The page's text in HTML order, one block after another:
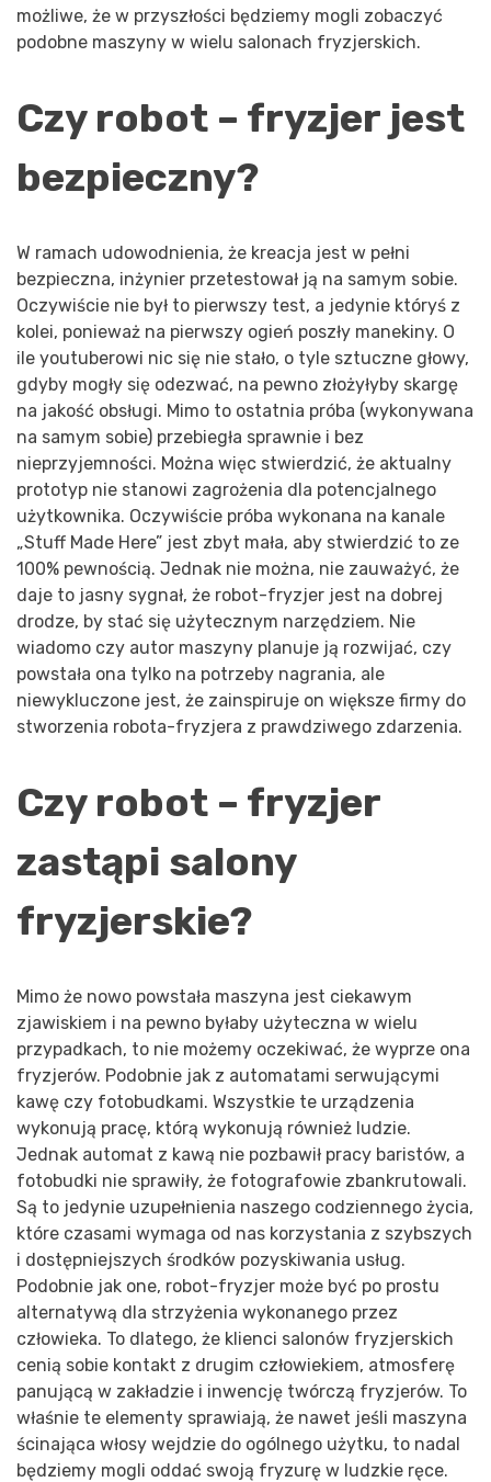
możliwe, że w przyszłości będziemy mogli zobaczyć
podobne maszyny w wielu salonach fryzjerskich.
Czy robot – fryzjer jest
bezpieczny?
W ramach udowodnienia, że kreacja jest w pełni
bezpieczna, inżynier przetestował ją na samym sobie.
Oczywiście nie był to pierwszy test, a jedynie któryś z
kolei, ponieważ na pierwszy ogień poszły manekiny. O
ile youtuberowi nic się nie stało, o tyle sztuczne głowy,
gdyby mogły się odezwać, na pewno złożyłyby skargę
na jakość obsługi. Mimo to ostatnia próba (wykonywana
na samym sobie) przebiegła sprawnie i bez
nieprzyjemności. Można więc stwierdzić, że aktualny
prototyp nie stanowi zagrożenia dla potencjalnego
użytkownika. Oczywiście próba wykonana na kanale
„Stuff Made Here” jest zbyt mała, aby stwierdzić to ze
100% pewnością. Jednak nie można, nie zauważyć, że
daje to jasny sygnał, że robot-fryzjer jest na dobrej
drodze, by stać się użytecznym narzędziem. Nie
wiadomo czy autor maszyny planuje ją rozwijać, czy
powstała ona tylko na potrzeby nagrania, ale
niewykluczone jest, że zainspiruje on większe firmy do
stworzenia robota-fryzjera z prawdziwego zdarzenia.
Czy robot – fryzjer
zastąpi salony
fryzjerskie?
Mimo że nowo powstała maszyna jest ciekawym
zjawiskiem i na pewno byłaby użyteczna w wielu
przypadkach, to nie możemy oczekiwać, że wyprze ona
fryzjerów. Podobnie jak z automatami serwującymi
kawę czy fotobudkami. Wszystkie te urządzenia
wykonują pracę, którą wykonują również ludzie.
Jednak automat z kawą nie pozbawił pracy baristów, a
fotobudki nie sprawiły, że fotografowie zbankrutowali.
Są to jedynie uzupełnienia naszego codziennego życia,
które czasami wymaga od nas korzystania z szybszych
i dostępniejszych środków pozyskiwania usług.
Podobnie jak one, robot-fryzjer może być po prostu
alternatywą dla strzyżenia wykonanego przez
człowieka. To dlatego, że klienci salonów fryzjerskich
cenią sobie kontakt z drugim człowiekiem, atmosferę
panującą w zakładzie i inwencję twórczą fryzjerów. To
właśnie te elementy sprawiają, że nawet jeśli maszyna
ścinająca włosy wejdzie do ogólnego użytku, to nadal
będziemy mogli oddać swoją fryzurę w ludzkie ręce.